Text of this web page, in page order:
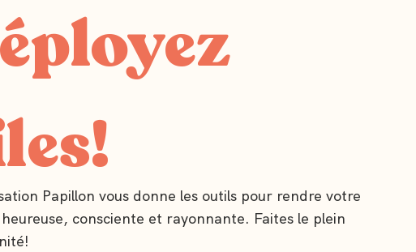
Papillon vous donne les outils pour rendre votre
consciente et rayonnante. Faites le plein